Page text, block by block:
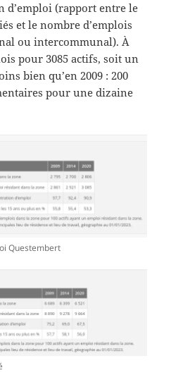
d’emploi (rapport entre le
et le nombre d’emplois
ou intercommunal). À
pour 3085 actifs, soit un
bien qu’en 2009 : 200
pour une dizaine
Questembert